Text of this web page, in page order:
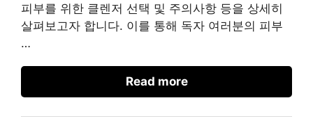
피부를 위한 클렌저 선택 및 주의사항 등을 상세히
살펴보고자 합니다. 이를 통해 독자 여러분의 피부
…
Read more